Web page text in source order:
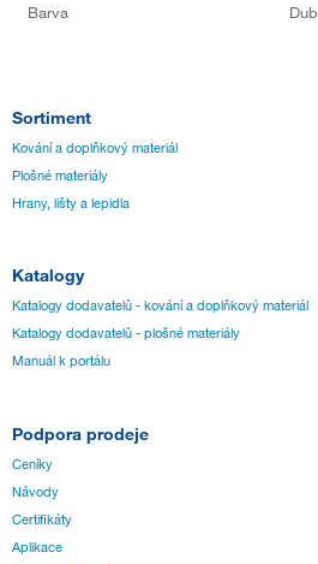
Barva Dub
Sortiment
Kování a doplňkový materiál
Plošné materiály
Hrany, lišty a lepidla
Katalogy
Katalogy dodavatelů - kování a doplňkový materiál
Katalogy dodavatelů - plošné materiály
Manuál k portálu
Podpora prodeje
Ceníky
Návody
Certifikáty
Aplikace